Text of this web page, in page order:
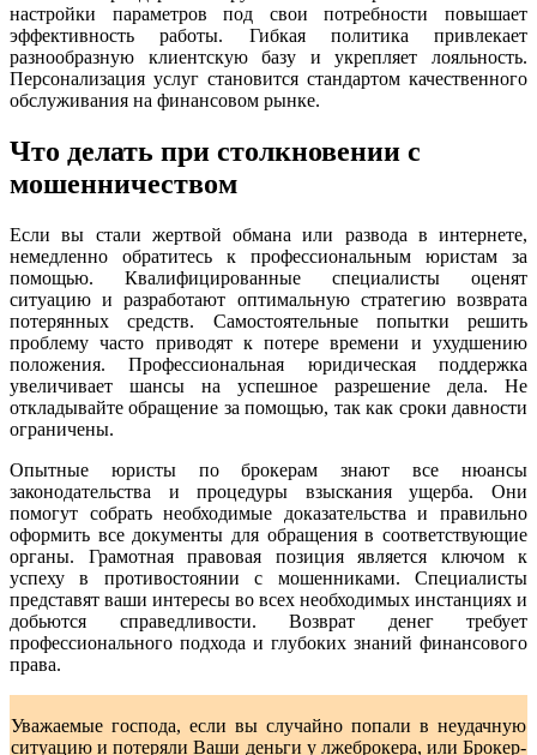
настройки параметров под свои потребности повышает
эффективность работы. Гибкая политика привлекает
разнообразную клиентскую базу и укрепляет лояльность.
Персонализация услуг становится стандартом качественного
обслуживания на финансовом рынке.
Что делать при столкновении с
мошенничеством
Если вы стали жертвой обмана или развода в интернете,
немедленно обратитесь к профессиональным юристам за
помощью. Квалифицированные специалисты оценят
ситуацию и разработают оптимальную стратегию возврата
потерянных средств. Самостоятельные попытки решить
проблему часто приводят к потере времени и ухудшению
положения. Профессиональная юридическая поддержка
увеличивает шансы на успешное разрешение дела. Не
откладывайте обращение за помощью, так как сроки давности
ограничены.
Опытные юристы по брокерам знают все нюансы
законодательства и процедуры взыскания ущерба. Они
помогут собрать необходимые доказательства и правильно
оформить все документы для обращения в соответствующие
органы. Грамотная правовая позиция является ключом к
успеху в противостоянии с мошенниками. Специалисты
представят ваши интересы во всех необходимых инстанциях и
добьются справедливости. Возврат денег требует
профессионального подхода и глубоких знаний финансового
права.
Уважаемые господа, если вы случайно попали в неудачную
ситуацию и потеряли Ваши деньги у лжеброкера, или Брокер-